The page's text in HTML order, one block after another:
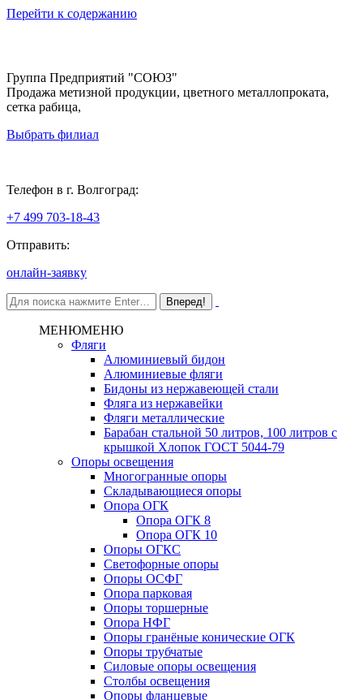
Перейти к содержанию
Группа Предприятий "СОЮЗ"
Продажа метизной продукции, цветного металлопроката,
сетка рабица,
Выбрать филиал
Телефон в г. Волгоград:
+7 499 703-18-43
Отправить:
онлайн-заявку
МЕНЮМЕНЮ
Фляги
Алюминиевый бидон
Алюминиевые фляги
Бидоны из нержавеющей стали
Фляга из нержавейки
Фляги металлические
Барабан стальной 50 литров, 100 литров с
крышкой Хлопок ГОСТ 5044-79
Опоры освещения
Многогранные опоры
Складывающиеся опоры
Опора ОГК
Опора ОГК 8
Опора ОГК 10
Опоры ОГКС
Светофорные опоры
Опоры ОСФГ
Опора парковая
Опоры торшерные
Опора НФГ
Опоры гранёные конические ОГК
Опоры трубчатые
Силовые опоры освещения
Столбы освещения
Опоры фланцевые